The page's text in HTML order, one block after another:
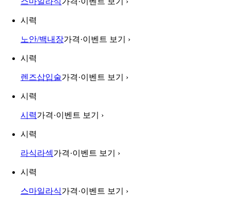
시력
노안/백내장가격·이벤트 보기 ›
시력
렌즈삽입술가격·이벤트 보기 ›
시력
시력가격·이벤트 보기 ›
시력
라식라섹가격·이벤트 보기 ›
시력
스마일라식가격·이벤트 보기 ›